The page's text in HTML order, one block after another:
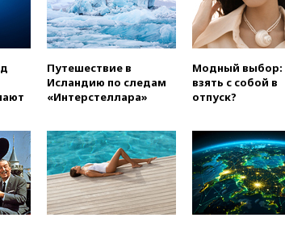
вчера, 12:12Хуситы
НПЗ в Саудовской Аравии
БПЛА попал в стройку
предприятия
без света и воды
вчера, 10:53Три
погибли в результате
атаки БПЛА ВСУ на
вчера, 10:31ВС РФ
Путешествие в
Исландию по следам
«Интерстеллара»
Модный выбор:
взять с собой в
отпуск?